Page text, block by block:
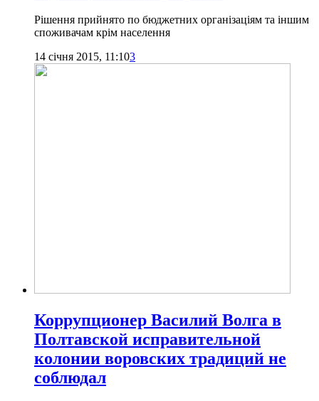
Рішення прийнято по бюджетних організаціям та іншим
споживачам крім населення
14 січня 2015, 11:103
Коррупционер Василий Волга в
Полтавской исправительной
колонии воровских традиций не
соблюдал